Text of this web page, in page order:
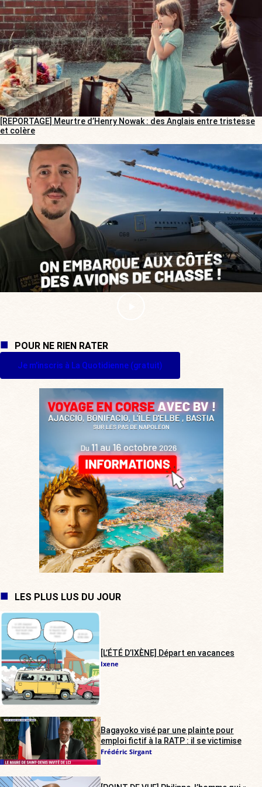
[REPORTAGE] Meurtre d’Henry Nowak : des Anglais entre tristesse
et colère
POUR NE RIEN RATER
Je m'inscris à La Quotidienne (gratuit)
LES PLUS LUS DU JOUR
[L’ÉTÉ D’IXÈNE] Départ en vacances
Ixene
Bagayoko visé par une plainte pour
emploi fictif à la RATP : il se victimise
Frédéric Sirgant